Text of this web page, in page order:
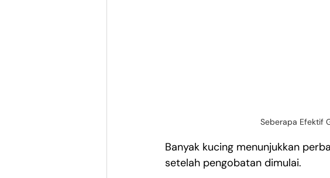
Seberapa Efektif
Banyak kucing menunjukkan
setelah pengobatan dimulai.